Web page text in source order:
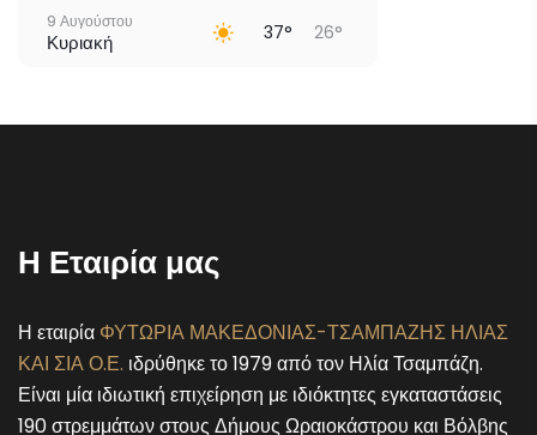
9 Αυγούστου
Κυριακή 37° 26°
Η Εταιρία μας
Η εταιρία ΦΥΤΩΡΙΑ ΜΑΚΕΔΟΝΙΑΣ-ΤΣΑΜΠΑΖΗΣ ΗΛΙΑΣ
ΚΑΙ ΣΙΑ Ο.Ε. ιδρύθηκε το 1979 από τον Ηλία Τσαμπάζη.
Είναι μία ιδιωτική επιχείρηση με ιδιόκτητες εγκαταστάσεις
190 στρεμμάτων στους Δήμους Ωραιοκάστρου και Βόλβης